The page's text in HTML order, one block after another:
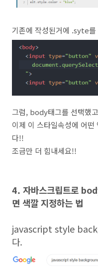
기존에 작성된거에 .syte를
그럼, body태그를 선택했
이제 이 스타일속성에 어
다!!
조금만 더 힘내세요!!
4. 자바스크립트로
면 색깔 지정하는 법
javascript style
다.